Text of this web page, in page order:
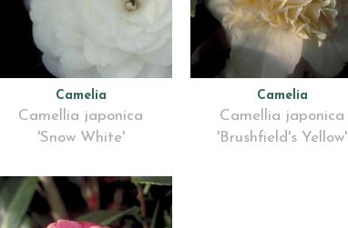
Camelia
Camellia japonica
'Snow White'
Camelia
Camellia japonica
'Brushfield's Yellow'